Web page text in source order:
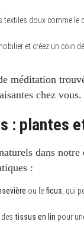
doux comme le
et créez un coin
méditation
chez vous.
: plantes
dans
:
ou le ficus , qui
tissus en lin pour